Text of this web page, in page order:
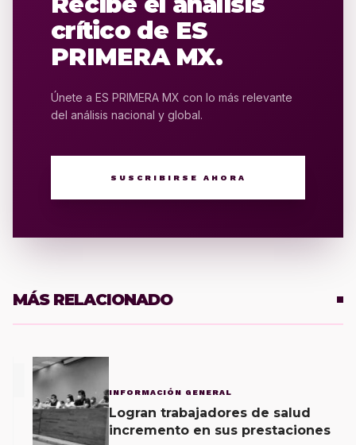
crítico de ES
PRIMERA MX.
Únete a ES PRIMERA MX con lo más relevante
del análisis nacional y global.
SUSCRIBIRSE AHORA
MÁS RELACIONADO
INFORMACIÓN GENERAL
Logran trabajadores de salud
incremento en sus prestaciones